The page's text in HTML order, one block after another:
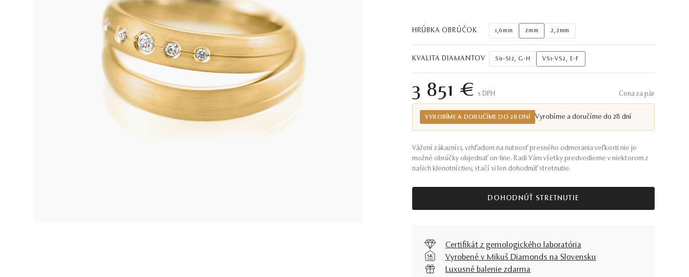
HRÚBKA OBRÚČOK 1,6mm 2mm 2,2mm
KVALITA DIAMANTOV Si1-SI2, G-H VS1-VS2, E-F
3 851 € S DPH Cena za pár
VYROBÍME A DORUČÍME DO 28 DNÍ Vyrobíme a doručíme do 28 dní
Vážení zákazníci, vzhľadom na nutnosť presného odmerania veľkosti nie je
možné obrúčky objednať on-line. Radi Vám všetky predvedieme v niektorom z
našich klenotníctiev, stačí si len dohodnúť stretnutie.
DOHODNÚŤ STRETNUTIE
Certifikát z gemologického laboratória
Vyrobené v Mikuš Diamonds na Slovensku
Luxusné balenie zdarma